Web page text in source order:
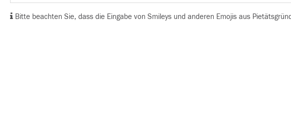
Bitte beachten Sie, dass die Eingabe von Smileys und anderen Emojis aus